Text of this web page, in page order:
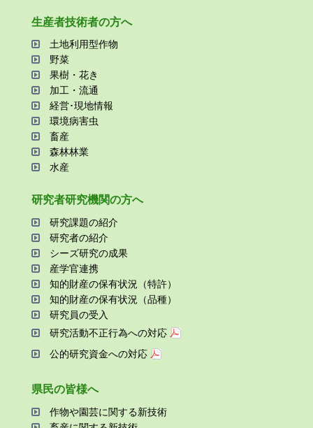
⽣産者技術者の⽅へ
⼟地利⽤型作物
野菜
果樹・花き
加⼯・流通
経営･現地情報
環境病害⾍
畜産
森林林業
⽔産
研究者研究機関の⽅へ
研究課題の紹介
研究者の紹介
シーズ研究の成果
産学官連携
知的財産の保有状況（特許）
知的財産の保有状況（品種）
研究員の受⼊
研究活動不正⾏為への対応
公的研究資金への対応
県⺠の皆様へ
作物や園芸に関する新技術